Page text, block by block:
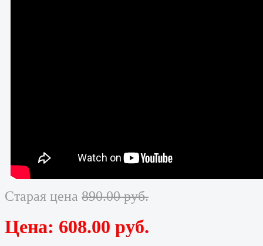
Старая цена 890.00 руб.
Цена: 608.00 руб.